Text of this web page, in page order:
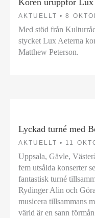
AKTUELLT • 8
Med stöd från
stycket Lux Aeterna
Matthew Peterson.
Lyckad turné med
AKTUELLT • 11
Uppsala, Gävle,
fem utsålda konserter
fantastisk turné
Rydinger Alin och
musicera tillsammans
värld är en sann